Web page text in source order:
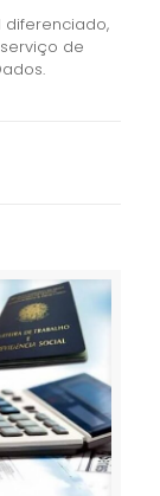
diferenciado,
de